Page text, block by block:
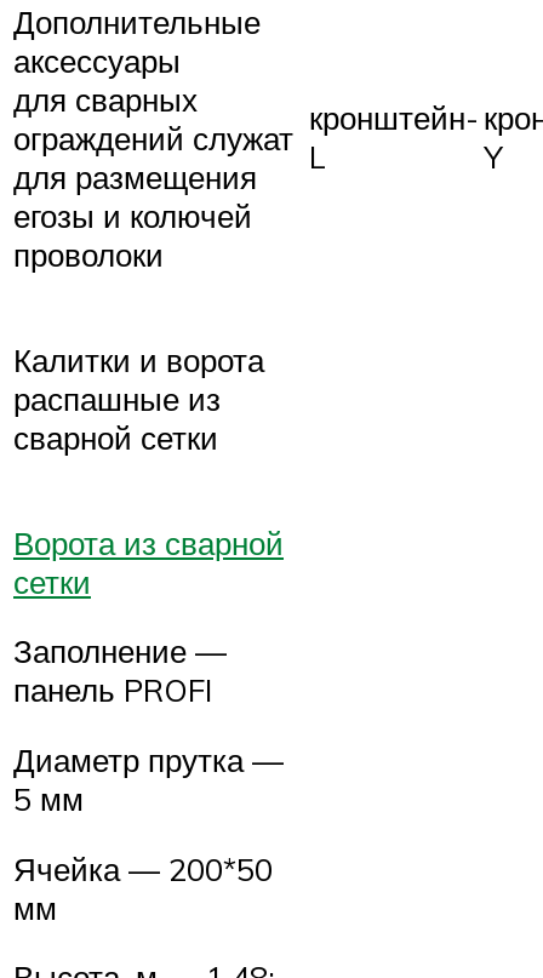
Дополнительные
аксессуары
для сварных
ограждений служат
для размещения
егозы и колючей
проволоки
кронштейн-
L
Y
Калитки и ворота
распашные из
сварной сетки
Ворота из сварной
сетки
Заполнение —
панель PROFI
Диаметр прутка —
5 мм
Ячейка — 200*50
мм